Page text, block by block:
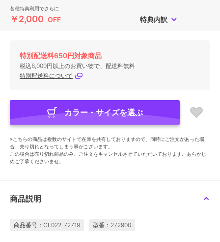
各種特典利用でさらに
￥2,000 OFF 特典内訳
特別配送料650円対象商品
税込8,000円以上のお買い物で、配送料無料
特別配送料について
カラー・サイズを選ぶ
※こちらの商品は複数のサイトで在庫を共有しておりますので、同時にご注文があった場
合、売り切れとなってしまう事がございます。
この場合は売り切れ商品のみ、ご注文をキャンセルさせていただいております。あらかじ
めご了承くださいませ。
商品説明
商品番号：CF022-72719 型番：272900